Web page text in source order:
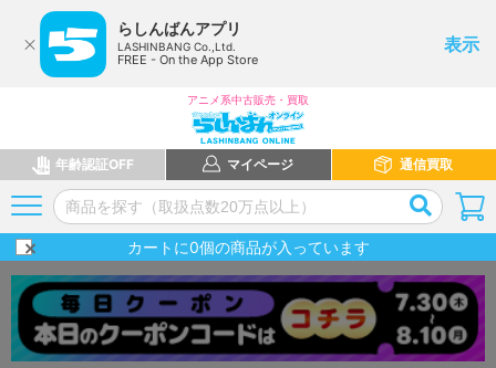
らしんばんアプリ
LASHINBANG Co.,Ltd.
FREE - On the App Store
表示
アニメ系中古販売・買取
年齢認証OFF マイページ 通信買取
カートに0個の商品が入っています